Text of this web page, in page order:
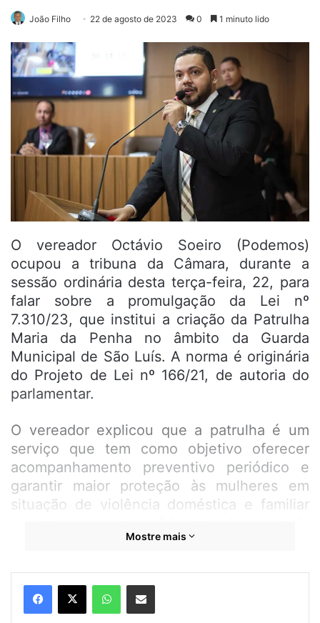
João Filho 22 de agosto de 2023 0 1 minuto lido
O vereador Octávio Soeiro (Podemos)
ocupou a tribuna da Câmara, durante a
sessão ordinária desta terça-feira, 22, para
falar sobre a promulgação da Lei nº
7.310/23, que institui a criação da Patrulha
Maria da Penha no âmbito da Guarda
Municipal de São Luís. A norma é originária
do Projeto de Lei nº 166/21, de autoria do
parlamentar.
O vereador explicou que a patrulha é um
serviço que tem como objetivo oferecer
acompanhamento preventivo periódico e
garantir maior proteção às mulheres em
situação de violência doméstica e familiar
urgência vigentes, baseadas na Lei nº
estabelecendo relação direta com a
comunidade e assegurando o
acompanhamento e atendimento a essas
Mostre mais